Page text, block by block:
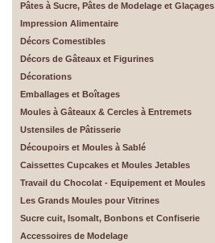
Pâtes à Sucre, Pâtes de Modelage et Glaçages
Impression Alimentaire
Décors Comestibles
Décors de Gâteaux et Figurines
Décorations
Emballages et Boîtages
Moules à Gâteaux & Cercles à Entremets
Ustensiles de Pâtisserie
Découpoirs et Moules à Sablé
Caissettes Cupcakes et Moules Jetables
Travail du Chocolat - Equipement et Moules
Les Grands Moules pour Vitrines
Sucre cuit, Isomalt, Bonbons et Confiserie
Accessoires de Modelage